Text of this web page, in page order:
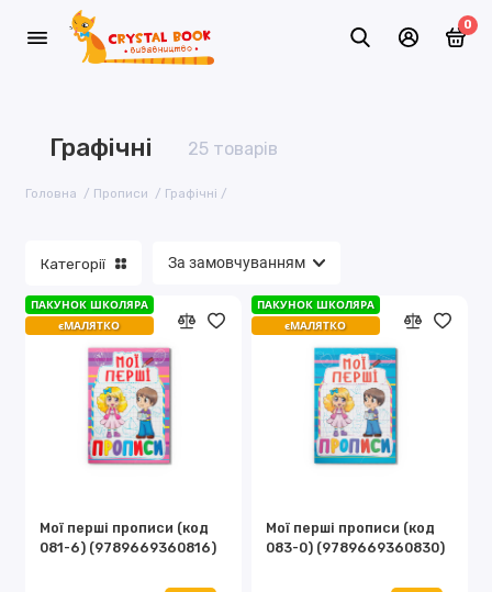
0
Графічні 25 товарів
Головна Прописи Графічні
Розмальовки+наліпки
Категорії
Мої перші прописи (код
081-6) (9789669360816)
ПАКУНОК ШКОЛЯРА
єМАЛЯТКО
Мої перші прописи (код
083-0) (9789669360830)
ПАКУНОК ШКОЛЯРА
єМАЛЯТКО